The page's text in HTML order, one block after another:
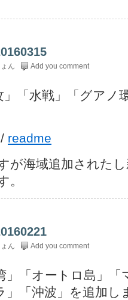
ん Add you comment
」「水戦」「グアノ
/ readme
が海域追加された
。
ん Add you comment
」「オートロ島」
」「沖波」を追加し